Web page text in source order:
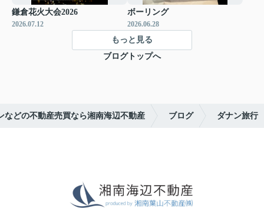
鎌倉花火大会2026
2026.07.12
ボーリング
2026.06.28
もっと見る
ブログトップへ
などの不動産売買なら湘南海辺不動産 ブログ ダナン旅行